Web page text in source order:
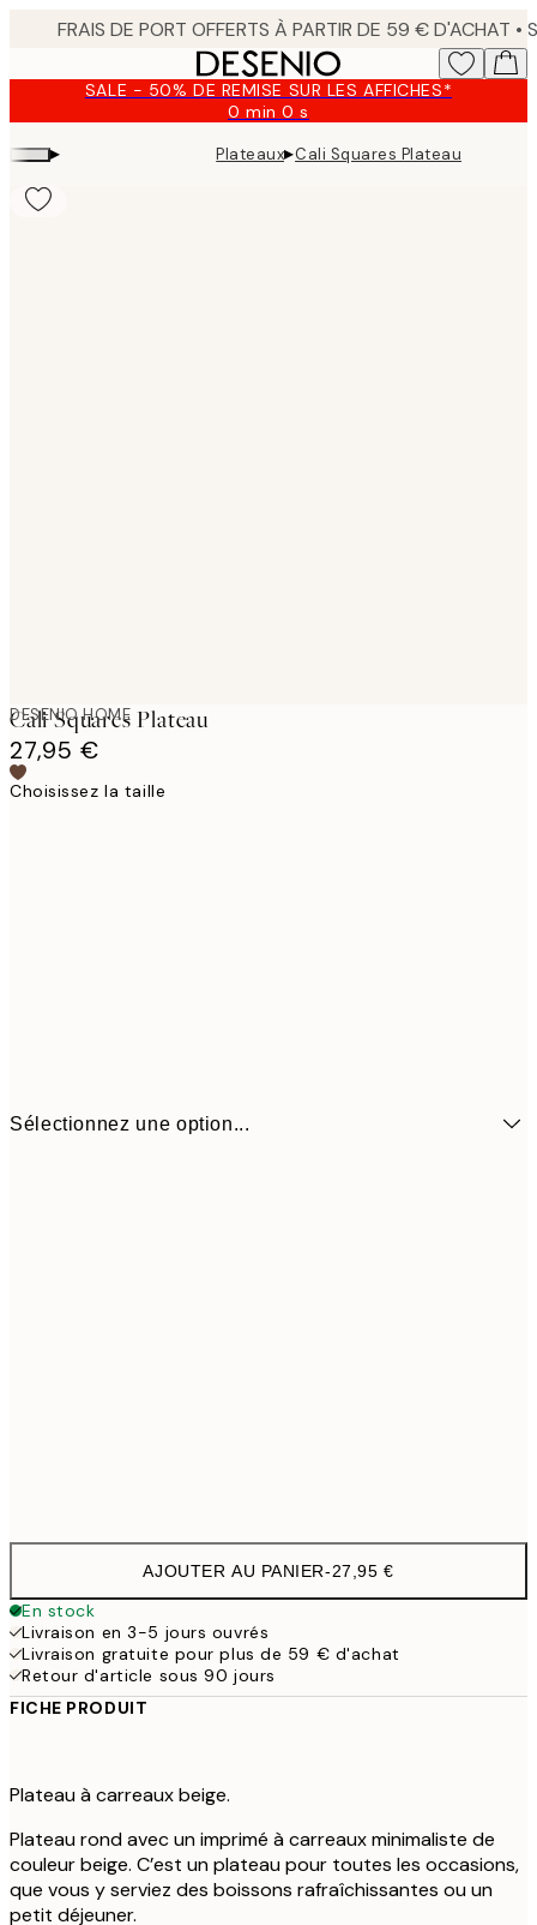
content.SALE - 50% DE REMISE SUR LES AFFICHES*
0 min0 s
Valable
jusqu'au
:
▸ Plateaux▸Cali Squares Plateau
DESENIO HOME
Cali Squares Plateau
27,95 €
Choisissez la taille
Sélectionnez une option...
AJOUTER AU PANIER-27,95 €
En stock
Livraison en 3-5 jours ouvrés
Livraison gratuite pour plus de 59 € d'achat
Retour d'article sous 90 jours
FICHE PRODUIT
Plateau à carreaux beige.
Plateau rond avec un imprimé à carreaux minimaliste de
couleur beige. C’est un plateau pour toutes les occasions,
que vous y serviez des boissons rafraîchissantes ou un
petit déjeuner.